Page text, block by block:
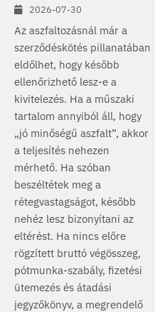
2026-07-30
Az aszfaltozásnál már a
szerződéskötés pillanatában
eldőlhet, hogy később
ellenőrizhető lesz-e a
kivitelezés. Ha a műszaki
tartalom annyiból áll, hogy
„jó minőségű aszfalt”, akkor
a teljesítés nehezen
mérhető. Ha szóban
beszéltétek meg a
rétegvastagságot, később
nehéz lesz bizonyítani az
eltérést. Ha nincs előre
rögzített bruttó végösszeg,
pótmunka-szabály, fizetési
ütemezés és átadási
jegyzőkönyv, a megrendelő